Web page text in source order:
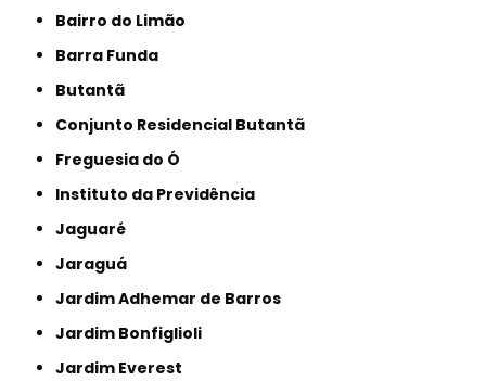
Bairro do Limão
Barra Funda
Butantã
Conjunto Residencial Butantã
Freguesia do Ó
Instituto da Previdência
Jaguaré
Jaraguá
Jardim Adhemar de Barros
Jardim Bonfiglioli
Jardim Everest